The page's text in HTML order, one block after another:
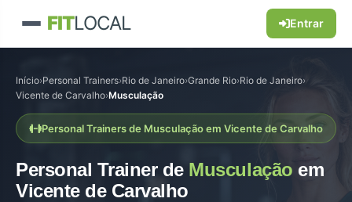
FITLOCAL Entrar
Início›Personal Trainers›Rio de Janeiro›Grande Rio›Rio de Janeiro›
Vicente de Carvalho›Musculação
Personal Trainers de Musculação em Vicente de Carvalho
Personal Trainer de Musculação em
Vicente de Carvalho